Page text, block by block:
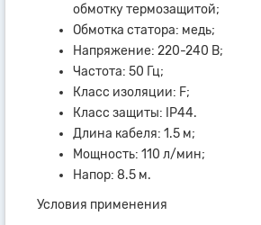
обмотку термозащитой;
Обмотка статора: медь;
Напряжение: 220-240 В;
Частота: 50 Гц;
Класс изоляции: F;
Класс защиты: IP44.
Длина кабеля: 1.5 м;
Мощность: 110 л/мин;
Напор: 8.5 м.
Условия применения